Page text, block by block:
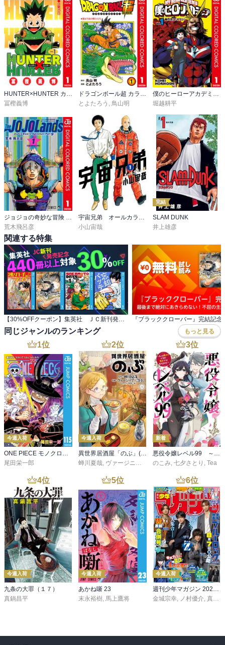
HUNTER×HUNTER カラー版
冨樫義博
ドラゴンボール超 カラー版
とよたろう , 鳥山明
僕のヒーローアカデミア カラー版
堀越耕平
荒木飛呂彦
小山宙哉
完結
SLAM DUNK
井上雄彦
関連する特集
同じジャンルのランキング もっと見る
1位
今週入荷
ONE PIECE モノクロ版 115
尾田栄一郎
2位
今週入荷
異世界居酒屋「のぶ」(22)
蝉川夏哉, ヴァージニア二等兵 ,転
3位
新着
悪役令嬢レベル99 ～私は裏ボスですが魔王ではありません～ その６
のこみ, 七夕さとり , Tea
4位
今週入荷
九条の大罪（１７）
真鍋昌平
5位
今週入荷
あかね噺 23
末永裕樹, 馬上鷹将
6位
今週入荷
週刊少年マガジン 2026年36・37号[2026年8月5日発売]
金城宗幸, ノ村優介, 真島ヒロ